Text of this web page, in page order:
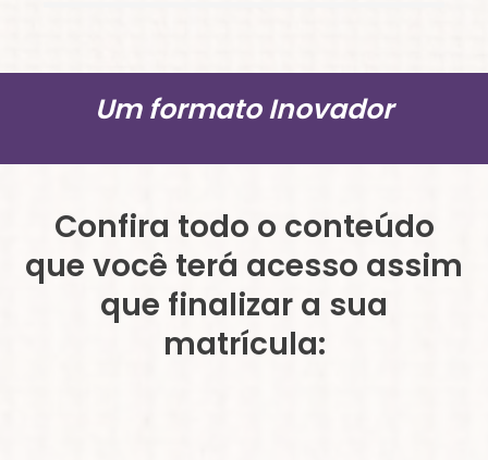
Um formato Inovador
Confira todo o conteúdo
que você terá acesso assim
que finalizar a sua
matrícula: